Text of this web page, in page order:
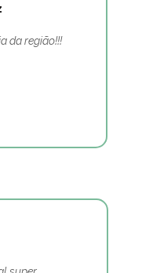
da região!!!